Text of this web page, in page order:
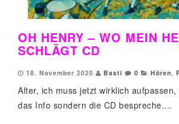
OH HENRY – WO MEIN
SCHLÄGT CD
18. November 2020 Basti 0 Hören,
Alter, ich muss jetzt wirklich
das Info sondern die CD bespreche....